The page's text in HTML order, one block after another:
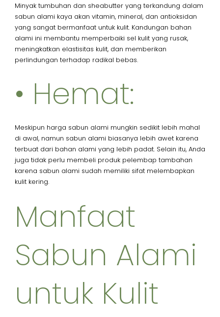
Minyak tumbuhan dan sheabutter yang terkandung dalam
sabun alami kaya akan vitamin, mineral, dan antioksidan
yang sangat bermanfaat untuk kulit. Kandungan bahan
alami ini membantu memperbaiki sel kulit yang rusak,
meningkatkan elastisitas kulit, dan memberikan
perlindungan terhadap radikal bebas.
• Hemat:
Meskipun harga sabun alami mungkin sedikit lebih mahal
di awal, namun sabun alami biasanya lebih awet karena
terbuat dari bahan alami yang lebih padat. Selain itu, Anda
juga tidak perlu membeli produk pelembap tambahan
karena sabun alami sudah memiliki sifat melembapkan
kulit kering.
Manfaat
Sabun Alami
untuk Kulit